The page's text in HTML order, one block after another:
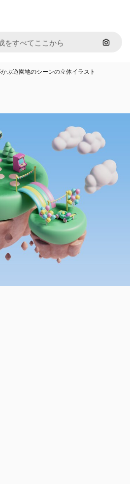
画像で
ぶ遊園地のシーンの立体イラスト